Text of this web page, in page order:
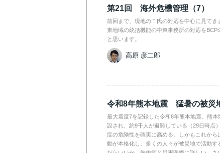
第21回 海外危機管理（7）
前回まで、現地のＴ氏の対応を中心に見てき
東地域の統括機能の中東事務所の対応を
と思います。
高原 彦二郎
令和8年熊本地震 猛暑の被災
最大震度7を記録した令和8年熊本地震。熊
設され、約9千人が避難している（29日時点
症の危険性を確実に高める。しかもこれから
動が本格化し、多くの人々が被災地で活動す